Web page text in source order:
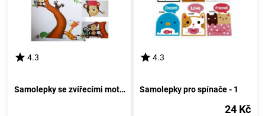
4.3
Samolepky se zvířecími motivy pro výzdobu stěn
4.3
Samolepky pro spínače - 1
24 Kč